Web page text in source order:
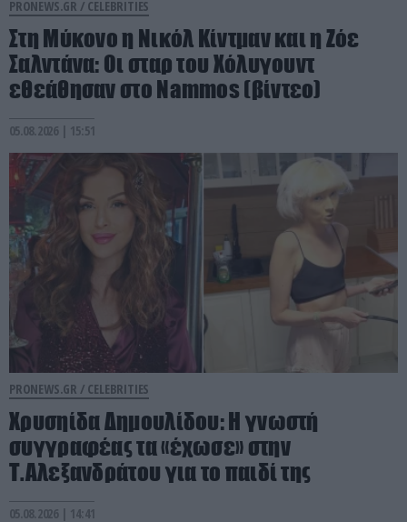
PRONEWS.GR / CELEBRITIES
Στη Μύκονο η Νικόλ Κίντμαν και η Ζόε
Σαλντάνα: Οι σταρ του Χόλυγουντ
εθεάθησαν στο Nammos (βίντεο)
05.08.2026 | 15:51
PRONEWS.GR / CELEBRITIES
Χρυσηίδα Δημουλίδου: Η γνωστή
συγγραφέας τα «έχωσε» στην
Τ.Αλεξανδράτου για το παιδί της
05.08.2026 | 14:41